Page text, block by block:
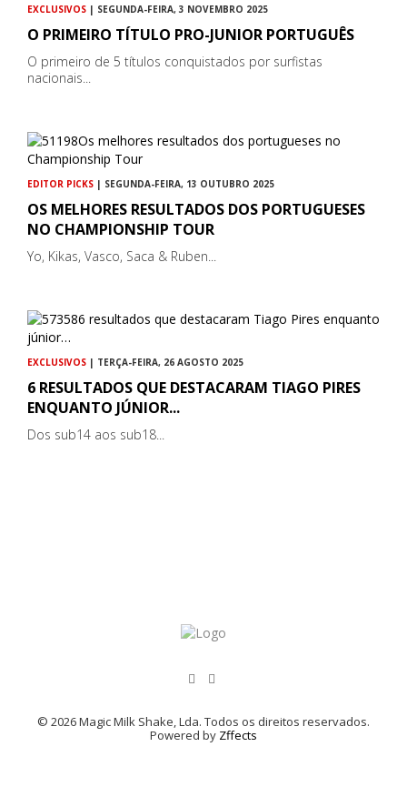
EXCLUSIVOS | SEGUNDA-FEIRA, 3 NOVEMBRO 2025
O PRIMEIRO TÍTULO PRO-JUNIOR PORTUGUÊS
O primeiro de 5 títulos conquistados por surfistas
nacionais...
EDITOR PICKS | SEGUNDA-FEIRA, 13 OUTUBRO 2025
OS MELHORES RESULTADOS DOS PORTUGUESES
NO CHAMPIONSHIP TOUR
Yo, Kikas, Vasco, Saca & Ruben...
EXCLUSIVOS | TERÇA-FEIRA, 26 AGOSTO 2025
6 RESULTADOS QUE DESTACARAM TIAGO PIRES
ENQUANTO JÚNIOR...
Dos sub14 aos sub18...
© 2026 Magic Milk Shake, Lda. Todos os direitos reservados.
Powered by Zffects